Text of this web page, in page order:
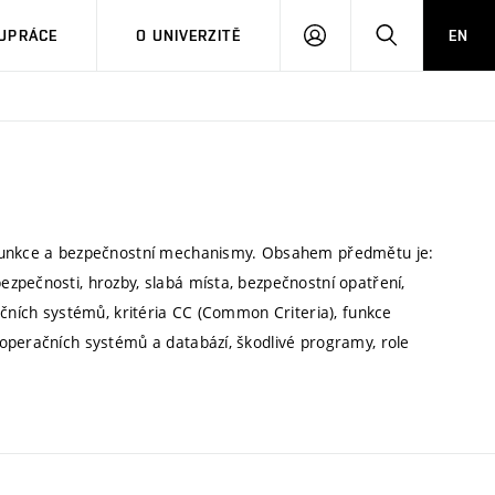
O UNIVERZITĚ
PŘIHLÁSIT HLEDATEN
a bezpečnostní mechanismy. Obsahem předmětu je:
hrozby, slabá místa, bezpečnostní opatření,
systémů, kritéria CC (Common Criteria), funkce
systémů a databází, škodlivé programy, role